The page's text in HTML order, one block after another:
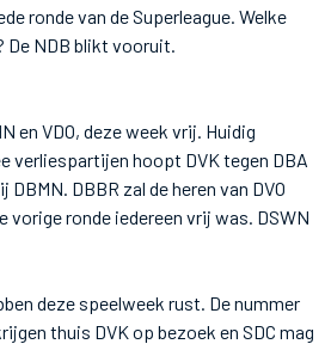
ronde van de Superleague. Welke
NDB blikt vooruit.
en VDO, deze week vrij. Huidig
verliespartijen hoopt DVK tegen DBA
DBBR zal de heren van DVO
vorige ronde iedereen vrij was. DSWN
deze speelweek rust. De nummer
thuis DVK op bezoek en SDC mag